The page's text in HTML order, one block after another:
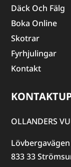
Däck Och Fälg
Boka Online
Skotrar
Fyrhjulingar
Kontakt
OLLANDERS
833 33